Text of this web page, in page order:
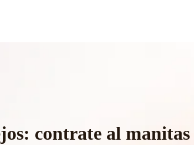
contrate al